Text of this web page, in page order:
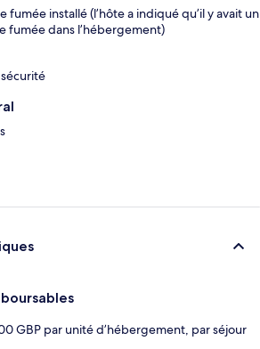
fumée installé (l’hôte a indiqué qu’il y avait un
fumée dans l’hébergement)
GBP par unité d’hébergement, par séjour